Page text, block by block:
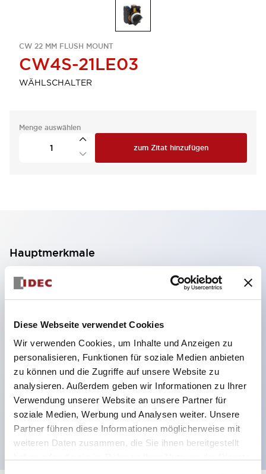
Diese Webseite verwendet Cookies
Wir verwenden Cookies, um Inhalte und Anzeigen zu
personalisieren, Funktionen für soziale Medien anbieten
zu können und die Zugriffe auf unsere Website zu
analysieren. Außerdem geben wir Informationen zu Ihrer
Verwendung unserer Website an unsere Partner für
soziale Medien, Werbung und Analysen weiter. Unsere
Partner führen diese Informationen möglicherweise mit
weiteren Daten zusammen, die Sie ihnen bereitgestellt
CW 22 MM FLUSH MOUNT
CW4S-21LE03
WÄHLSCHALTER
Menge auswählen
zum Zitat hinzufügen
Hauptmerkmale
2-Kontakt-Block mit 2 Stufen, ermöglicht eine 4-
Kontakt-Konfiguration (Gewährleistung der
Isolierung zwischen den 2 Kontakten).
59,9 mm (※ 22-stufiger Kontaktblock).
Platzsparendes Design möglich.
Sicherheitsstruktur der 3. Generation: 2-Aktions-
Freisetzung, integrierter Schutz, IP20-
Fingerschutzstruktur